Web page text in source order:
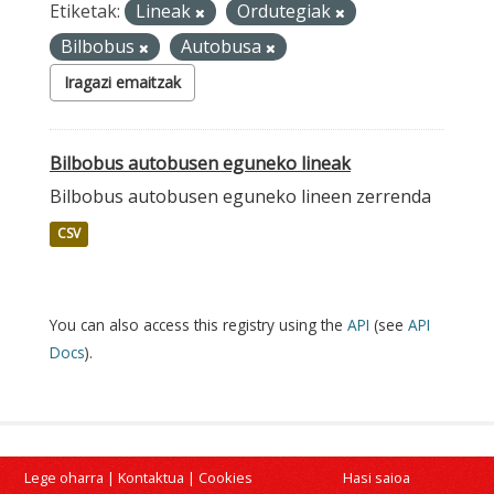
Etiketak: Lineak
Ordutegiak
Bilbobus
Autobusa
Iragazi emaitzak
Bilbobus autobusen eguneko lineak
Bilbobus autobusen eguneko lineen zerrenda
CSV
You can also access this registry using the API (see API
Docs).
Lege oharra | Kontaktua | Cookies Hasi saioa